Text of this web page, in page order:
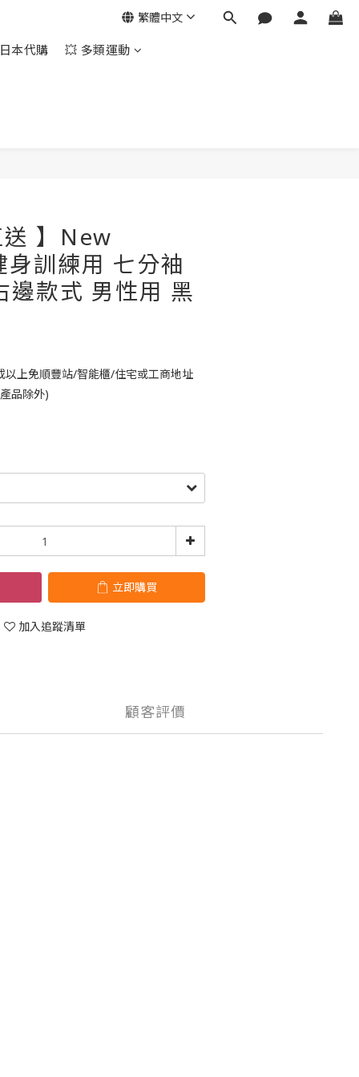
本代購 💥 多類運動
繁體中文
送 】New
訓練用 七分袖
邊款式 男性用 黑
以上免順豐站/智能櫃/住宅或工商地址
品除外)
立即購買
加入追蹤清單
顧客評價